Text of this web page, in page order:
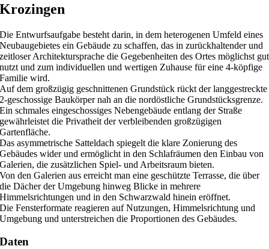
Krozingen
Die Entwurfsaufgabe besteht darin, in dem heterogenen Umfeld eines
Neubaugebietes ein Gebäude zu schaffen, das in zurückhaltender und
zeitloser Architektursprache die Gegebenheiten des Ortes möglichst gut
nutzt und zum individuellen und wertigen Zuhause für eine 4-köpfige
Familie wird.
Auf dem großzügig geschnittenen Grundstück rückt der langgestreckte
2-geschossige Baukörper nah an die nordöstliche Grundstücksgrenze.
Ein schmales eingeschossiges Nebengebäude entlang der Straße
gewährleistet die Privatheit der verbleibenden großzügigen
Gartenfläche.
Das asymmetrische Satteldach spiegelt die klare Zonierung des
Gebäudes wider und ermöglicht in den Schlafräumen den Einbau von
Galerien, die zusätzlichen Spiel- und Arbeitsraum bieten.
Von den Galerien aus erreicht man eine geschützte Terrasse, die über
die Dächer der Umgebung hinweg Blicke in mehrere
Himmelsrichtungen und in den Schwarzwald hinein eröffnet.
Die Fensterformate reagieren auf Nutzungen, Himmelsrichtung und
Umgebung und unterstreichen die Proportionen des Gebäudes.
Daten